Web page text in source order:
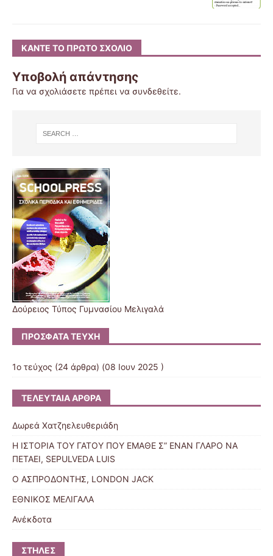
ΚΆΝΤΕ ΤΟ ΠΡΏΤΟ ΣΧΌΛΙΟ
Υποβολή απάντησης
Για να σχολιάσετε πρέπει να συνδεθείτε.
Δούρειος Τύπος Γυμνασίου Μελιγαλά
ΠΡΌΣΦΑΤΑ ΤΕΎΧΗ
1ο τεύχος (24 άρθρα) (08 Ιουν 2025 )
ΤΕΛΕΥΤΑΊΑ ΆΡΘΡΑ
Δωρεά Χατζηελευθεριάδη
Η ΙΣΤΟΡΙΑ ΤΟΥ ΓΑΤΟΥ ΠΟΥ ΕΜΑΘΕ Σ” ΕΝΑΝ ΓΛΑΡΟ ΝΑ
ΠΕΤΑΕΙ, SEPULVEDA LUIS
Ο ΑΣΠΡΟΔΟΝΤΗΣ, LONDON JACK
ΕΘΝΙΚΟΣ ΜΕΛΙΓΑΛΑ
Ανέκδοτα
ΣΤΉΛΕΣ